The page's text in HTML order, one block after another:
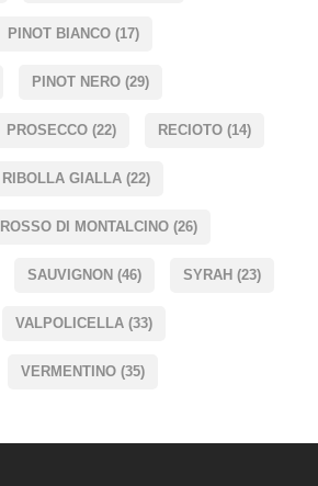
PINOT BIANCO (17)
PINOT NERO (29)
PROSECCO (22) RECIOTO (14)
RIBOLLA GIALLA (22)
ROSSO DI MONTALCINO (26)
SAUVIGNON (46) SYRAH (23)
VALPOLICELLA (33)
VERMENTINO (35)